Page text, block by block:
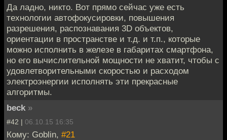
Да ладно, никто. Вот прямо сейчас уже есть
технологии автофокусировки, повышения
разрешения, распознавания 3D объектов,
ориентации в пространстве и т.д. и т.п., которые
можно исполнить в железе в габаритах смартфона,
но его вычислительной мощности не хватит, чтобы с
удовлетворительными скоростью и расходом
электроэнергии исполнять эти прекрасные
алгоритмы.
beck »
#42 | 06.10.15 16:35
Кому: Goblin, #21